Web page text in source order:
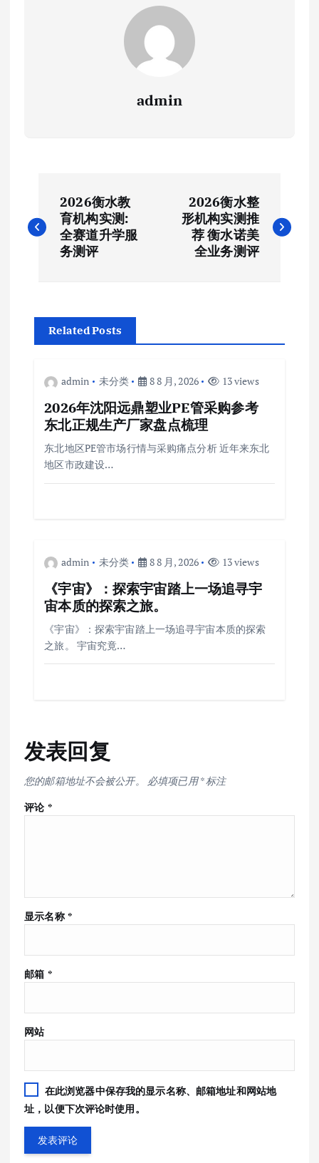
admin
章
2026衡水教
育机构实测:
全赛道升学服
务测评
2026衡水整
形机构实测推
荐 衡水诺美
全业务测评
Related Posts
admin 未分类 8 8 月, 2026 13 views
2026年沈阳远鼎塑业PE管采购参考
东北正规生产厂家盘点梳理
东北地区PE管市场行情与采购痛点分析 近年来东北
地区市政建设…
admin 未分类 8 8 月, 2026 13 views
《宇宙》：探索宇宙踏上一场追寻宇
宙本质的探索之旅。
《宇宙》：探索宇宙踏上一场追寻宇宙本质的探索
之旅。 宇宙究竟…
发表回复
您的邮箱地址不会被公开。 必填项已用*标注
评论 *
显示名称 *
邮箱 *
网站
在此浏览器中保存我的显示名称、邮箱地址和网站地
址，以便下次评论时使用。